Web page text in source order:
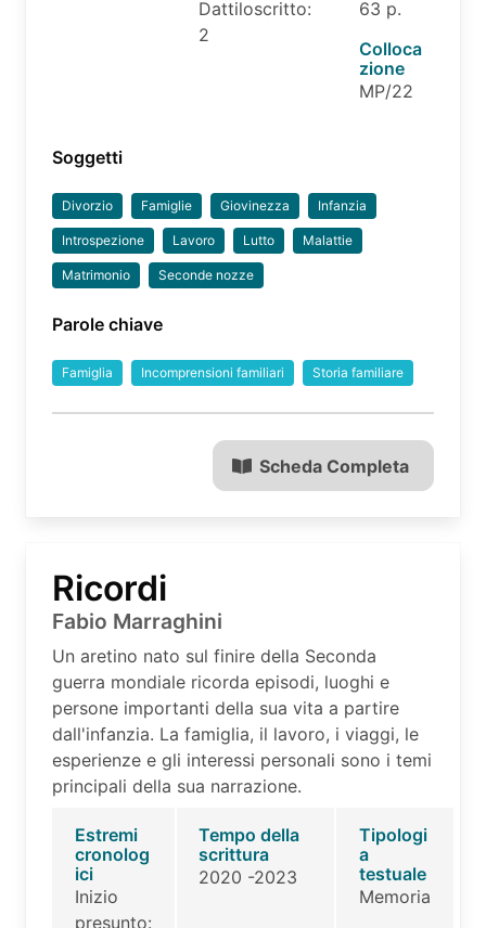
Dattiloscritto:
2
63 p.
Colloca
zione
MP/22
Soggetti
Divorzio Famiglie Giovinezza Infanzia
Introspezione Lavoro Lutto Malattie
Matrimonio Seconde nozze
Parole chiave
Famiglia Incomprensioni familiari Storia familiare
Scheda Completa
Ricordi
Fabio Marraghini
Un aretino nato sul finire della Seconda
guerra mondiale ricorda episodi, luoghi e
persone importanti della sua vita a partire
dall'infanzia. La famiglia, il lavoro, i viaggi, le
esperienze e gli interessi personali sono i temi
principali della sua narrazione.
Estremi
cronolog
ici
Inizio
presunto:
Tempo della
scrittura
2020 -2023
Tipologi
a
testuale
Memoria